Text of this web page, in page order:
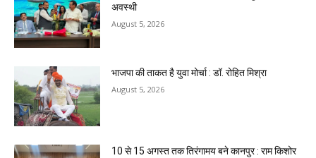
अवस्थी
August 5, 2026
भाजपा की ताकत है युवा मोर्चा : डॉ. रोहित मिश्रा
August 5, 2026
10 से 15 अगस्त तक तिरंगामय बने कानपुर : राम किशोर